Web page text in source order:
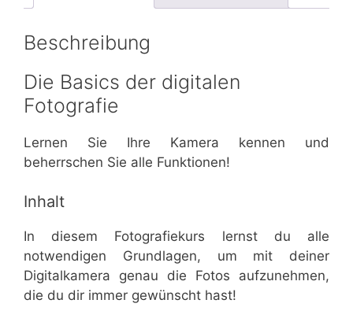
Beschreibung
Die Basics der digitalen
Fotografie
Lernen Sie Ihre Kamera kennen und
beherrschen Sie alle Funktionen!
Inhalt
In diesem Fotografiekurs lernst du alle
notwendigen Grundlagen, um mit deiner
Digitalkamera genau die Fotos aufzunehmen,
die du dir immer gewünscht hast!